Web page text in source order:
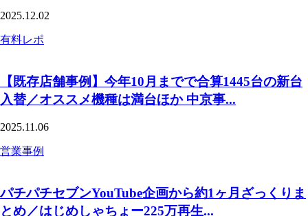
2025.12.02
有料レポ
【既存店舗事例】今年10月までで合算1445台の新台
入替／オススメ機種は満台ほか 中京事...
2025.11.06
営業事例
パチパチセブンYouTube企画から約1ヶ月ざっくりま
とめ／はじめしゃちょー225万再生...